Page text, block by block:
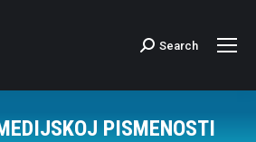
Search:
Search
PISMENOSTI